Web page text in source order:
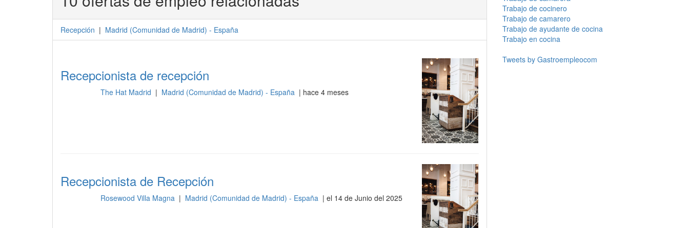
Recepción | Madrid (Comunidad de Madrid) - España
Recepcionista de recepción
The Hat Madrid | Madrid (Comunidad de Madrid) - España | hace 4 meses
Recepcionista de Recepción
Rosewood Villa Magna | Madrid (Comunidad de Madrid) - España | el 14 de Junio del 2025
Trabajo de cocinero
Trabajo de camarero
Trabajo de ayudante de cocina
Trabajo en cocina
Tweets by Gastroempleocom